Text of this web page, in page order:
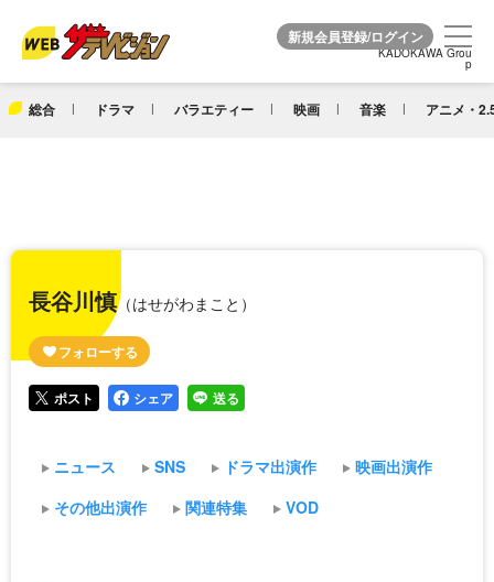
KADOKAWA Grou
p
総合 ドラマ バラエティー 映画 音楽 アニメ・
KADOKAWA Grou
p
長谷川慎（はせがわまこと）
ポスト シェア 送る
ニュース SNS ドラマ出演作
映画出演作
その他出演作
関連特集 VOD